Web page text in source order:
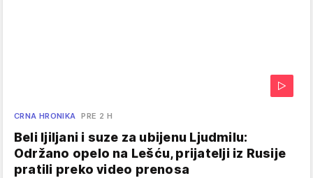
CRNA HRONIKA PRE 2 H
Beli ljiljani i suze za ubijenu Ljudmilu:
Održano opelo na Lešću, prijatelji iz Rusije
pratili preko video prenosa